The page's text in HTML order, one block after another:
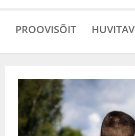
PROOVISÕIT HUVITAV